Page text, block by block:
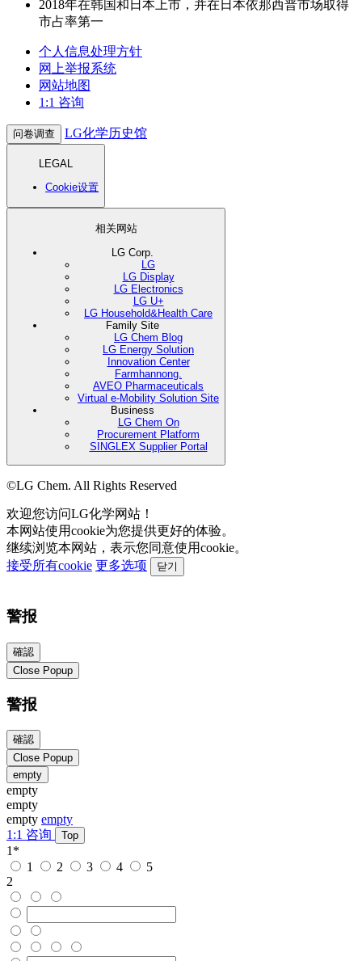
2018年在韩国和日本上市，并在日本依那西普市场取得
市占率第一
个人信息处理方针
网上举报系统
网站地图
1:1 咨询
问卷调查 LG化学历史馆
LEGAL
Cookie设置
相关网站
LG Corp.
LG
LG Display
LG Electronics
LG U+
LG Household&Health Care
Family Site
LG Chem Blog
LG Energy Solution
Innovation Center
Farmhannong.
AVEO Pharmaceuticals
Virtual e-Mobility Solution Site
Business
LG Chem On
Procurement Platform
SINGLEX Supplier Portal
©LG Chem. All Rights Reserved
欢迎您访问LG化学网站！
本网站使用cookie为您提供更好的体验。
继续浏览本网站，表示您同意使用cookie。
接受所有cookie 更多选项 닫기
警报
確認
Close Popup
警报
確認
Close Popup
empty
empty
empty
empty empty
1:1 咨询
Top
1 *
1
2 3 4
5
2